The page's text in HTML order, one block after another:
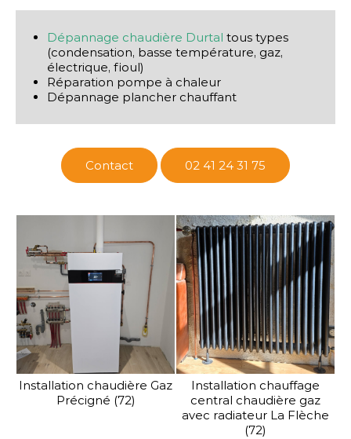
Dépannage chaudière Durtal tous types
(condensation, basse température, gaz,
électrique, fioul)
Réparation pompe à chaleur
Dépannage plancher chauffant
Contact 02 41 24 31 75
Installation chaudière Gaz
Précigné (72)
Installation chauffage
central chaudière gaz
avec radiateur La Flèche
(72)